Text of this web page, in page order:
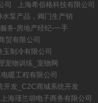
司
上海希佰格科技有限公司
泵产品，阀门生产销
务-房地产经纪-一手
贸有限公司
制冷有限公司
宠物训练_宠物网
暖工程有限公司
开发_C2C商城系统开发
上海瑾兰胡电子商务有限公司